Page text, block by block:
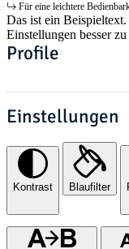
Für eine leichtere
Das ist ein
Einstellungen besser
Profile
Einstellungen
Kontrast Blaufilter